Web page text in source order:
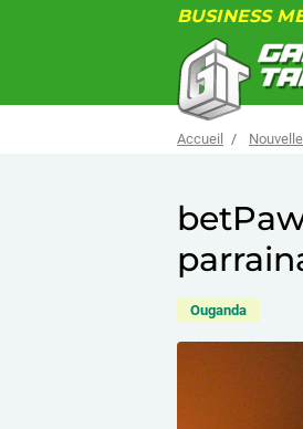
BUSINESS
Accueil
Ouganda